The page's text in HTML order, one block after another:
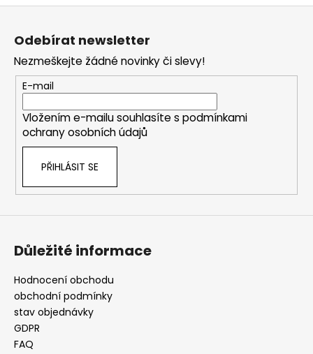
Z
Odebírat newsletter
Nezmeškejte žádné novinky či slevy!
E-mail
Vložením e-mailu souhlasíte s podmínkami
ochrany osobních údajů
PŘIHLÁSIT SE
Důležité informace
Hodnocení obchodu
obchodní podmínky
stav objednávky
GDPR
FAQ